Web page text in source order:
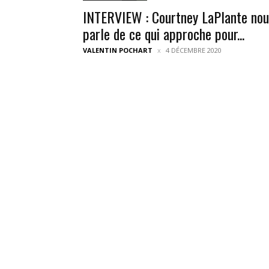
INTERVIEW : Courtney LaPlante
parle de ce qui approche pour...
VALENTIN POCHART 4 DÉCEMBRE 2020